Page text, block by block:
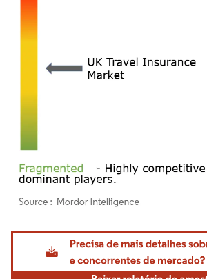
Imagem © Mordor Intelligence. O reuso requer